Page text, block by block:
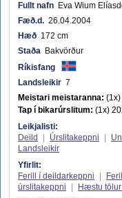
Fullt nafn Eva Wium
Fæð.d. 26.04.2004
Hæð 172 cm
Staða Bakvörður
Ríkisfang
Landsleikir 7
Meistari meistaranna:
Tap í bikarúrslitum: (1x)
Leikjalisti:
Deild
Úrslitakeppni
Landsleikir
Yfirlit:
Ferill í deildarkeppni
úrslitakeppni
Hæstu